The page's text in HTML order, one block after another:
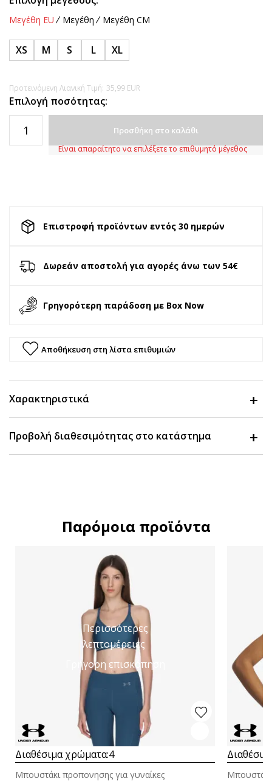
Μεγέθη EU Μεγέθη Μεγέθη CM
XS M S L XL
Προτεινόμενη Λιανική Τιμή: 35,99 EUR
Επιλογή ποσότητας:
Προσθήκη στο καλάθι
Είναι απαραίτητο να επιλέξετε το επιθυμητό μέγεθος
Επιστροφή προϊόντων εντός 30 ημερών
Δωρεάν αποστολή για αγορές άνω των 54€
Γρηγορότερη παράδοση με Box Now
Αποθήκευση στη λίστα επιθυμιών
Χαρακτηριστικά
Προβολή διαθεσιμότητας στο κατάστημα
Παρόμοια προϊόντα
Περισσότερες
λεπτομέρειες
Γρήγορη επισκόπηση
Διαθέσιμα χρώματα:4
Μπουστάκι προπονησης για γυναίκες